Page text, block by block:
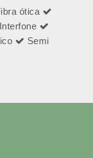
ótica
Interfone
Semi